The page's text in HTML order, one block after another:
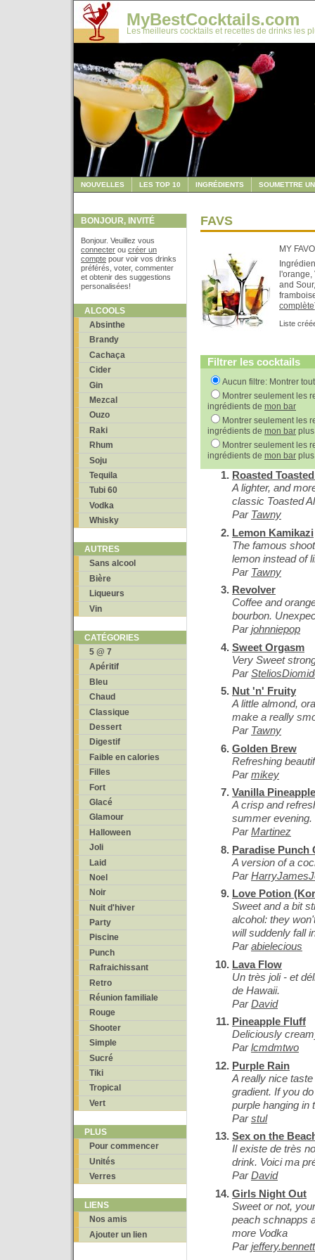
MyBestCocktails.com
Les meilleurs cocktails et recettes de drinks les
NOUVELLES LES TOP 10 INGRÉDIENTS SOUMETTRE
BONJOUR, INVITÉ
Bonjour. Veuillez vous
connecter ou créer un
compte pour voir vos drinks
préférés, voter, commenter
et obtenir des suggestions
personalisées!
ALCOOLS
Absinthe
Brandy
Cachaça
Cider
Gin
Mezcal
Ouzo
Raki
Rhum
Soju
Tequila
Tubi 60
Vodka
Whisky
AUTRES
Sans alcool
Bière
Liqueurs
Vin
CATÉGORIES
5 @ 7
Apéritif
Bleu
Chaud
Classique
Dessert
Digestif
Faible en calories
Filles
Fort
Glacé
Glamour
Halloween
Joli
Laid
Noel
Noir
Nuit d'hiver
Party
Piscine
Punch
Rafraichissant
Retro
Réunion familiale
Rouge
Shooter
Simple
Sucré
Tiki
Tropical
Vert
PLUS
Pour commencer
Unités
Verres
LIENS
Nos amis
Ajouter un lien
FAVS
MY
and
complète
Liste
Filtrer les cocktails
Aucun filtre: Montrer
Montrer seulement les
ingrédients de mon bar
Montrer seulement les
ingrédients de mon bar
Montrer seulement les
ingrédients de mon bar
Roasted
A lighter, and
classic Toasted
Par Tawny
Lemon Kamikazi
The famous
lemon instead of
Par Tawny
Revolver
Coffee and
bourbon.
Parjohnniepop
Sweet Orgasm
Very Sweet
Par
Nut 'n' Fruity
A little almond,
make a really
Par Tawny
Golden Brew
Refreshing
Parmikey
Vanilla Pineapple
A crisp and
summer evening.
ParMartinez
Paradise Punch
A version of a
Par
Love Potion
Sweet and a bit
alcohol: they
will suddenly fall
Parabielecious
Lava Flow
Un très joli - et
de Hawaii.
ParDavid
Pineapple Fluff
Deliciously
Parlcmdmtwo
Purple Rain
A really nice
gradient. If you
purple hanging in
Parstul
Sex on the
Il existe de très
drink. Voici ma
ParDavid
Girls Night Out
Sweet or not,
peach schnapps
more Vodka
Par